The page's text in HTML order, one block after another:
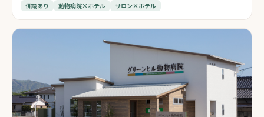
併設あり 動物病院×ホテル サロン×ホテル